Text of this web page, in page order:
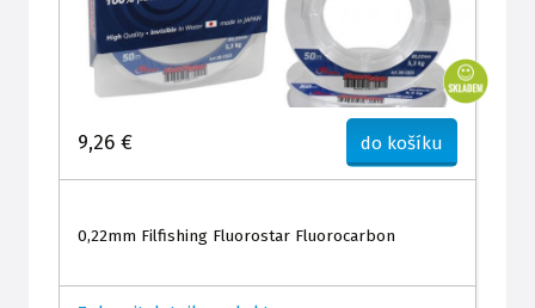
9,26 € do košíku
0,22mm Filfishing Fluorostar Fluorocarbon